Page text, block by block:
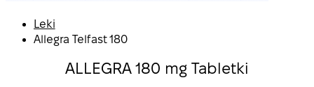
Leki
Allegra Telfast 180
ALLEGRA 180 mg Tabletki